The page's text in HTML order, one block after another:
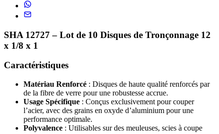
SHA 12727 – Lot de 10 Disques de Tronçonnage 12
x 1/8 x 1
Caractéristiques
Matériau Renforcé : Disques de haute qualité renforcés par
de la fibre de verre pour une robustesse accrue.
Usage Spécifique : Conçus exclusivement pour couper
l’acier, avec des grains en oxyde d’aluminium pour une
performance optimale.
Polyvalence : Utilisables sur des meuleuses, scies à coupe